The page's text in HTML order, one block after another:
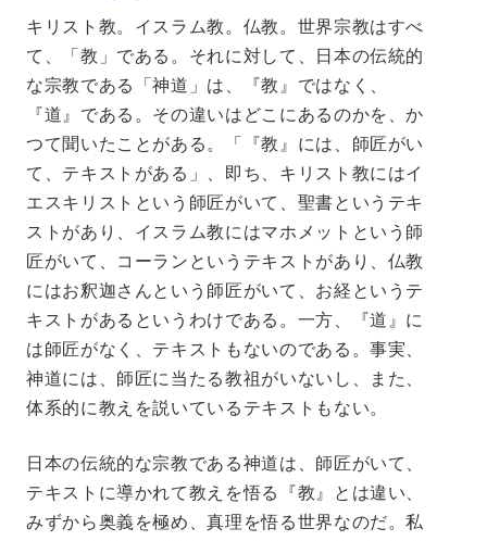
キリスト教。イスラム教。仏教。世界宗教はすべ
て、「教」である。それに対して、日本の伝統的
な宗教である「神道」は、『教』ではなく、
『道』である。その違いはどこにあるのかを、か
つて聞いたことがある。「『教』には、師匠がい
て、テキストがある」、即ち、キリスト教にはイ
エスキリストという師匠がいて、聖書というテキ
ストがあり、イスラム教にはマホメットという師
匠がいて、コーランというテキストがあり、仏教
にはお釈迦さんという師匠がいて、お経というテ
キストがあるというわけである。一方、『道』に
は師匠がなく、テキストもないのである。事実、
神道には、師匠に当たる教祖がいないし、また、
体系的に教えを説いているテキストもない。
日本の伝統的な宗教である神道は、師匠がいて、
テキストに導かれて教えを悟る『教』とは違い、
みずから奥義を極め、真理を悟る世界なのだ。私